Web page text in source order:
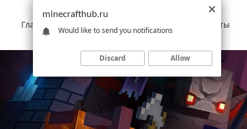
Главная Моды Скачать Minecraft Карты
minecrafthub.ru
Would like to send you notifications
Discard Allow